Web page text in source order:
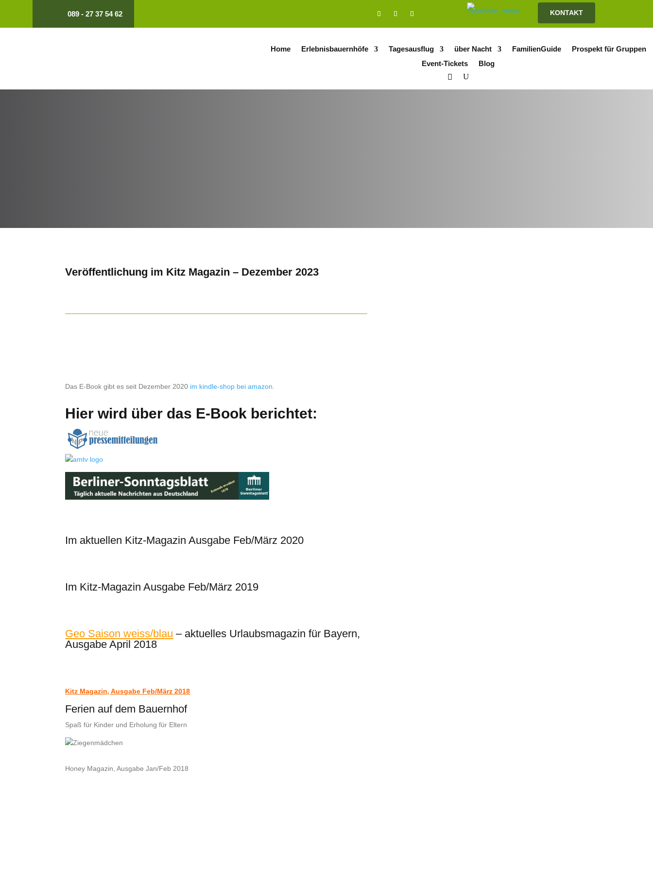
089 - 27 37 54 62 KONTAKT
Home Erlebnisbauernhöfe Tagesausflug über Nacht FamilienGuide
Prospekt für Gruppen
Event-Tickets
Blog
Veröffentlichung im Kitz Magazin – Dezember 2023
Das E-Book gibt es seit Dezember 2020 im kindle-shop bei amazon
Hier wird über das E-Book berichtet:
Im aktuellen Kitz-Magazin Ausgabe Feb/März 2020
Im Kitz-Magazin Ausgabe Feb/März 2019
Geo Saison weiss/blau – aktuelles Urlaubsmagazin für Bayern,
Ausgabe April 2018
Kitz Magazin, Ausgabe Feb/März 2018
Ferien auf dem Bauernhof
Spaß für Kinder und Erholung für Eltern
Honey Magazin, Ausgabe Jan/Feb 2018